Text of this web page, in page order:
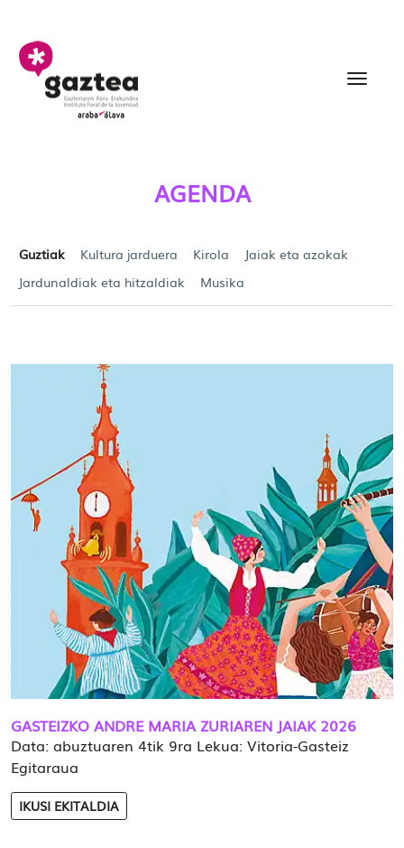
Eduki nagusira joan
AGENDA
Guztiak Kultura jarduera Kirola
Jaiak eta azokak
Jardunaldiak eta hitzaldiak
Musika
GASTEIZKO ANDRE MARIA ZURIAREN JAIAK 2026
Data: abuztuaren 4tik 9ra Lekua: Vitoria-Gasteiz
Egitaraua
IKUSI EKITALDIA